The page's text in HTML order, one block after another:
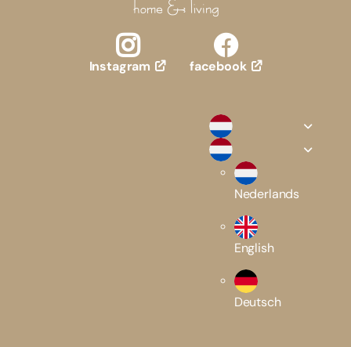
Instagram facebook
Nederlands
English
Deutsch